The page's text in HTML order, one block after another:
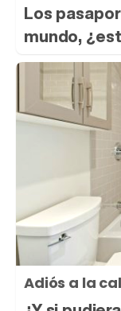
Los
mundo,
Adiós a la